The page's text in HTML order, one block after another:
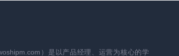
）是以产品经理、运营为核心的学